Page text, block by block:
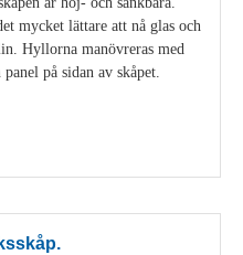
mycket lättare att nå glas och
Hyllorna manövreras med
på sidan av skåpet.